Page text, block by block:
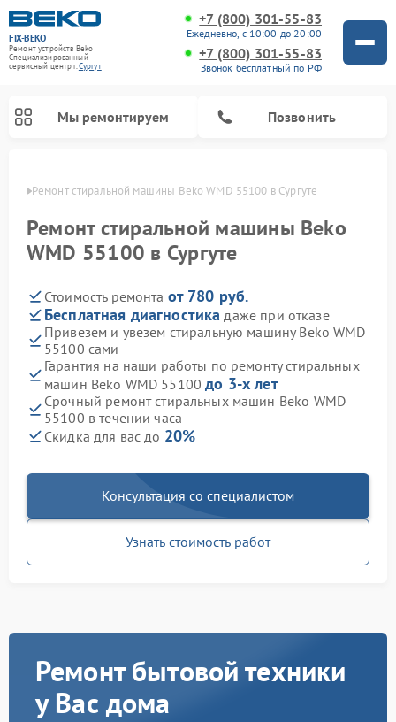
FIX-BEKO
Ремонт устройств Beko
Специализированный
cервисный центр г.Сургут
+7 (800) 301-55-83
Ежедневно, с 10:00 до 20:00
+7 (800) 301-55-83
Звонок бесплатный по РФ
Мы ремонтируем Позвонить
Ремонт стиральной машины Beko WMD 55100 в Сургуте
Ремонт стиральной машины Beko
WMD 55100 в Сургуте
Стоимость ремонта от 780 руб.
Бесплатная диагностика даже при отказе
Привезем и увезем стиральную машину Beko WMD
55100 сами
Гарантия на наши работы по ремонту стиральных
машин Beko WMD 55100до 3-х лет
Срочный ремонт стиральных машин Beko WMD
55100 в течении часа
Скидка для вас до 20%
Консультация со специалистом
Узнать стоимость работ
Ремонт бытовой техники
у Вас дома